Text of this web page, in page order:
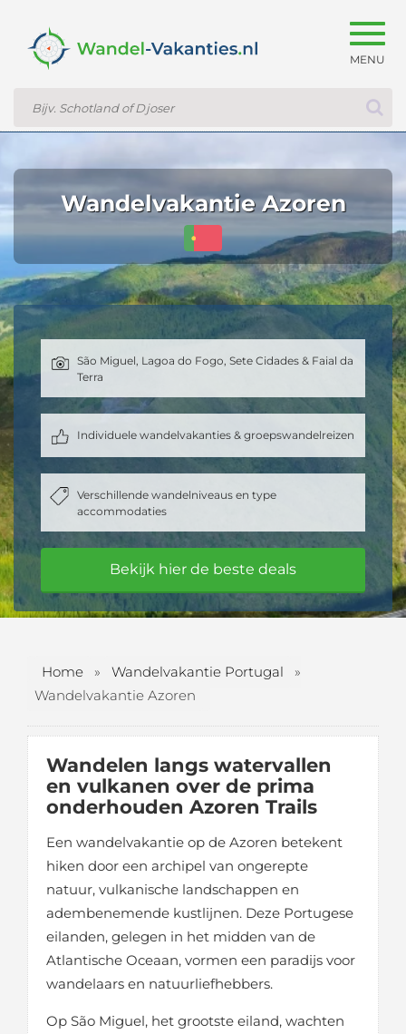
Wandelvakantie Azoren
São Miguel, Lagoa do Fogo, Sete Cidades & Faial da
Terra
Individuele wandelvakanties & groepswandelreizen
Verschillende wandelniveaus en type
accommodaties
Bekijk hier de beste deals
Home » Wandelvakantie Portugal
»
Wandelvakantie Azoren
Wandelen langs watervallen
en vulkanen over de prima
onderhouden Azoren Trails
Een wandelvakantie op de Azoren betekent
hiken door een archipel van ongerepte
natuur, vulkanische landschappen en
adembenemende kustlijnen. Deze Portugese
eilanden, gelegen in het midden van de
Atlantische Oceaan, vormen een paradijs voor
wandelaars en natuurliefhebbers.
Op São Miguel, het grootste eiland, wachten